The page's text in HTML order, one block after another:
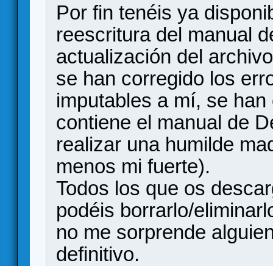
Por fin tenéis ya
reescritura del manual
actualización del
se han corregido los
imputables a mí, se
contiene el manual de
realizar una humilde
menos mi fuerte).
Todos los que os
podéis borrarlo/
no me sorprende
definitivo.